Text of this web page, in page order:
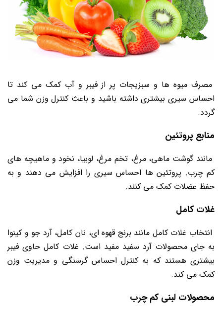
مصرف میوه ‌ها و سبزیجات پر از فیبر و آب کمک می ‌کند تا
احساس سیری بیشتری داشته باشید و باعث کنترل وزن شما می
گردد.
منابع پروتئین
مانند گوشت ماهی، مرغ، تخم مرغ، لوبیا، نخود و ماهیچه ‌های
کم چرب. پروتئین ‌ها احساس سیری را افزایش می ‌دهند و به
حفظ عضلات کمک می کنند.
غلات کامل
انتخاب غلات کامل مانند برنج قهوه ‌ای، نان کامل، آرد جو و کینوا
به جای محصولات آرد سفید مفید است. غلات کامل حاوی فیبر
بیشتری هستند که به کنترل احساس گرسنگی و مدیریت وزن
کمک می کند.
محصولات لبنی کم چرب